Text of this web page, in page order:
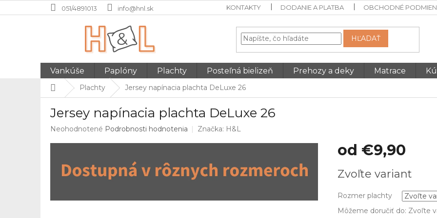
na
051/4891013 info@hnl.sk KONTAKTY DODANIE A PLATBA OBCHODNÉ
HĽADAŤ
Vankúše Paplóny Plachty Posteľná bielizeň Prehozy a deky Matrace
DomovPlachty Jersey napínacia plachta DeLuxe 26
Jersey napínacia plachta DeLuxe 26
Priemerné
Neohodnotené Podrobnosti hodnotenia Značka: H&L
od €9,90
cena:
Zvoľte variant
Rozmer plachty
Môžeme doručiť do: Zvoľte